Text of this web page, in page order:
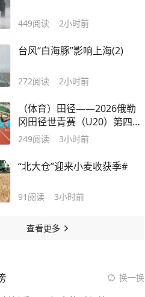
449阅读 2小时前
台风“白海豚”影响上海(2)
272阅读 2小时前
（体育）田径——2026俄勒
冈田径世青赛（U20）第四日
赛况(2)
249阅读 3小时前
“北大仓”迎来小麦收获季#
91 阅读 3小时前
查看更多
换一换